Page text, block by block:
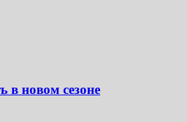
в новом сезоне